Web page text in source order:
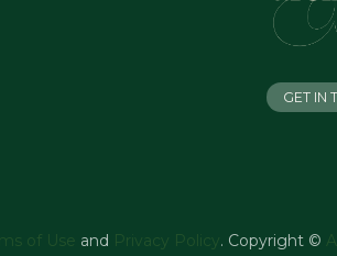
GET IN
of Use and Privacy Policy . Copyright ©